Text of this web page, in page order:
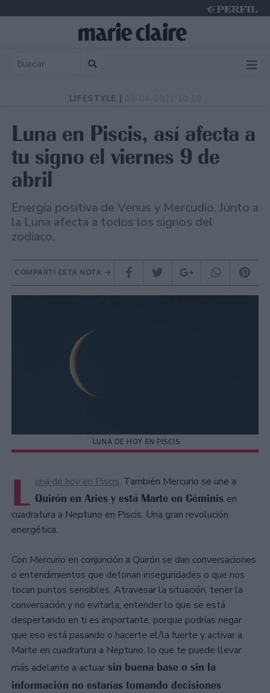
LIFESTYLE |
Luna en Piscis, así afecta a
tu signo el viernes 9 de
abril
Energía positiva de Venus y Mercudio. Junto a
la Luna afecta a todos los signos del
zodiaco.
COMPARTÍ ESTA NOTA
LUNA DE HOY EN PISCIS.
L una de hoy en Piscis. También Mercurio se une a
Quirón en Aries y está Marte en Géminis en
cuadratura a Neptuno en Piscis. Una gran revolución
energética.
Con Mercurio en conjunción a Quirón se dan conversaciones
o entendimientos que detonan inseguridades o que nos
tocan puntos sensibles. Atravesar la situación, tener la
conversación y no evitarla, entender lo que se está
despertando en ti es importante, porque podrías negar
que eso está pasando o hacerte el/la fuerte y activar a
Marte en cuadratura a Neptuno, lo que te puede llevar
más adelante a actuar sin buena base o sin la
información no estarías tomando decisiones